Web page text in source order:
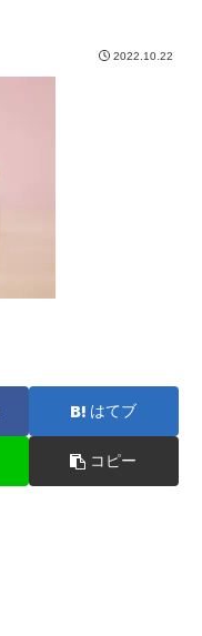
2022.10.22
はてブ
コピー